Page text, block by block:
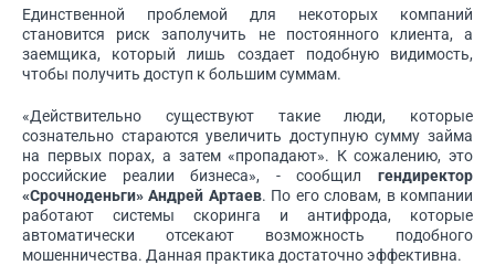
Единственной проблемой для некоторых компаний
становится риск заполучить не постоянного клиента, а
заемщика, который лишь создает подобную видимость,
чтобы получить доступ к большим суммам.
«Действительно существуют такие люди, которые
сознательно стараются увеличить доступную сумму займа
на первых порах, а затем «пропадают». К сожалению, это
российские реалии бизнеса», - сообщил гендиректор
«Срочноденьги» Андрей Артаев. По его словам, в компании
работают системы скоринга и антифрода, которые
автоматически отсекают возможность подобного
мошенничества. Данная практика достаточно эффективна.